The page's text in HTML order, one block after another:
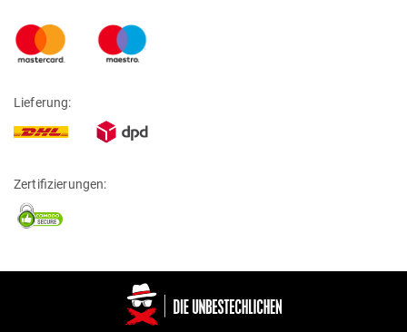
Lieferung:
Zertifizierungen: